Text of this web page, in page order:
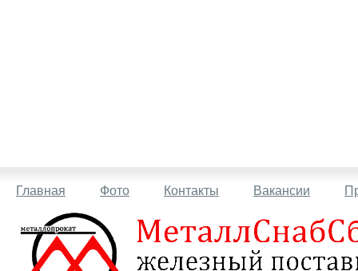
Главная Фото Контакты Вакансии